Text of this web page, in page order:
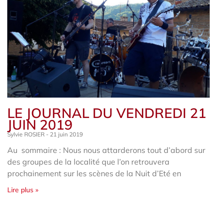
LE JOURNAL DU VENDREDI 21
JUIN 2019
Sylvie ROSIER 21 juin 2019
Au sommaire : Nous nous attarderons tout d’abord sur
des groupes de la localité que l’on retrouvera
prochainement sur les scènes de la Nuit d’Eté en
Lire plus »